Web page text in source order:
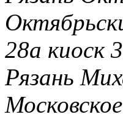
28а киоск
Рязань